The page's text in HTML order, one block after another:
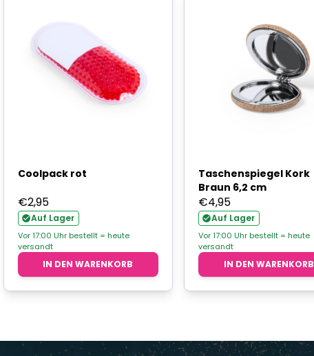
Coolpack rot
€2,95
Auf Lager
Vor 17:00 Uhr bestellt = heute
versandt
IN DEN WARENKORB
Taschenspiegel Kork
Braun 6,2 cm
€4,95
Auf Lager
Vor 17:00 Uhr bestellt = heute
versandt
IN DEN WARENKORB